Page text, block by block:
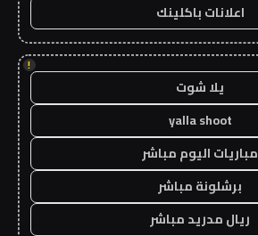
اعلانات باكلينك
!
يلا شوت
yalla shoot
مباريات اليوم مباشر
برشلونة مباشر
ريال مدريد مباشر